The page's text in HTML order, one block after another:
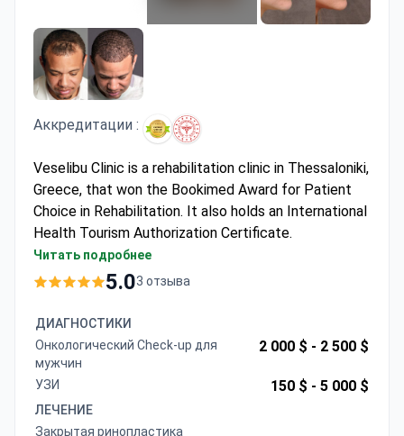
Аккредитации :
Veselibu Clinic is a rehabilitation clinic in Thessaloniki,
Greece, that won the Bookimed Award for Patient
Choice in Rehabilitation. It also holds an International
Health Tourism Authorization Certificate.
Treats around 2,000 patients each year.
5 doctors form a small, focused team.
rehabilitation.
Читать подробнее
5.03 отзыва
ДИАГНОСТИКИ
Онкологический Check-up для
мужчин
2 000 $ - 2 500 $
УЗИ 150 $ - 5 000 $
ЛЕЧЕНИЕ
Закрытая ринопластика